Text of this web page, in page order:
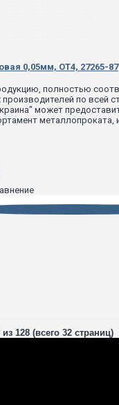
0,05мм, ОТ4, 27265-87
полностью
по всей
может
металлопроката,
128 (всего 32 страниц)